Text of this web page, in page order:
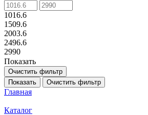
1016.6
1509.6
2003.6
2496.6
2990
Показать
Очистить фильтр
Показать
Очистить фильтр
Главная
Каталог